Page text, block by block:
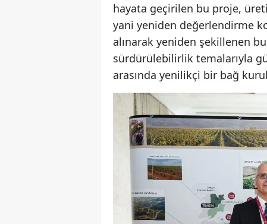
hayata geçirilen bu proje,
yani yeniden değerlendirme
alınarak yeniden şekillenen
sürdürülebilirlik temalarıyla
arasında yenilikçi bir bağ